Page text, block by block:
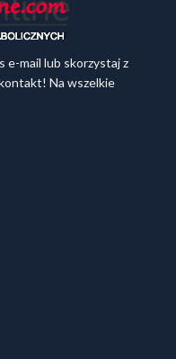
e-mail lub skorzystaj z
Na wszelkie